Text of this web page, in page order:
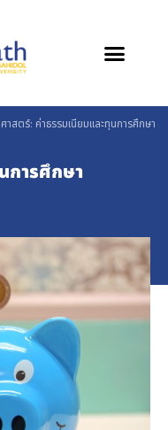
สตร์: ค่าธรรมเนียมและทุนการศึกษา
การศึกษา